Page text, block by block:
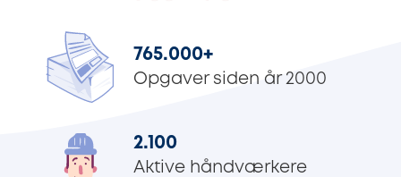
765.000+
Opgaver siden år 2000
2.100
Aktive håndværkere